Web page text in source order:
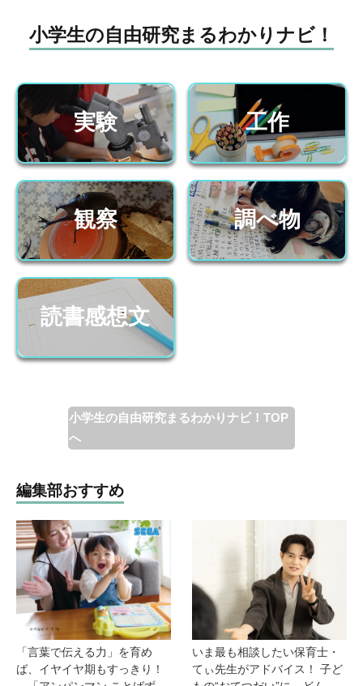
小学生の自由研究まるわかりナビ！
実験 工作
観察 調べ物
読書感想文
小学生の自由研究まるわかりナビ！TOP
へ
編集部おすすめ
「言葉で伝える力」を育め
ば、イヤイヤ期もすっきり！
いま最も相談したい保育士・
てぃ先生がアドバイス！ 子ど